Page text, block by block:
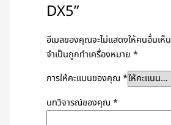
DX5”
อีเมลของคุณจะไม่แสดงให้คนอื่นเห็น
จำเป็นถูกทำเครื่องหมาย*
การให้คะแนนของคุณ*
บทวิจารณ์ของคุณ*